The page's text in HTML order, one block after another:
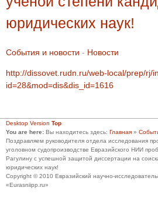
юридических наук!
События и новости - Новости
http://dissovet.rudn.ru/web-local/prep/rj/
id=28&mod=dis&dis_id=1616
Desktop Version Top
You are here: Вы находитесь здесь: Главная »
Поздравляем руководителя отдела исследования
уголовном судопроизводстве Евразийского НИИ
Рагулину с успешной защитой диссертации на
юридических наук!
Copyright © 2010 Евразийский научно-
«Eurasniipp.ru»